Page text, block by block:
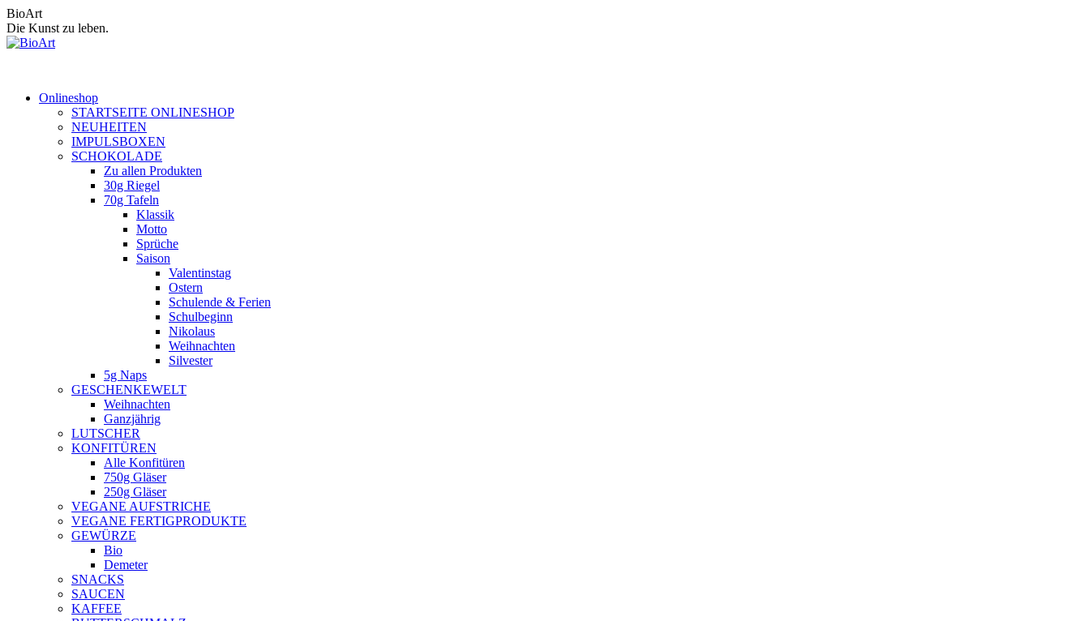
Zum
Inhalt
springen
BioArt
Die Kunst zu leben.
Onlineshop
STARTSEITE ONLINESHOP
NEUHEITEN
IMPULSBOXEN
SCHOKOLADE
Zu allen Produkten
30g Riegel
70g Tafeln
Klassik
Motto
Sprüche
Saison
Valentinstag
Ostern
Schulende & Ferien
Schulbeginn
Nikolaus
Weihnachten
Silvester
5g Naps
GESCHENKEWELT
Weihnachten
Ganzjährig
LUTSCHER
KONFITÜREN
Alle Konfitüren
750g Gläser
250g Gläser
VEGANE AUFSTRICHE
VEGANE FERTIGPRODUKTE
GEWÜRZE
Bio
Demeter
SNACKS
SAUCEN
KAFFEE